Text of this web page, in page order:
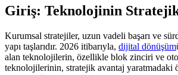
Giriş: Teknolojinin
Kurumsal stratejiler, uzun vadeli başarı ve
yapı taşlarıdır. 2026 itibarıyla, dijital dönüşüm
alan teknolojilerin, özellikle blok zinciri ve
teknolojilerinin, stratejik avantaj yaratmadaki